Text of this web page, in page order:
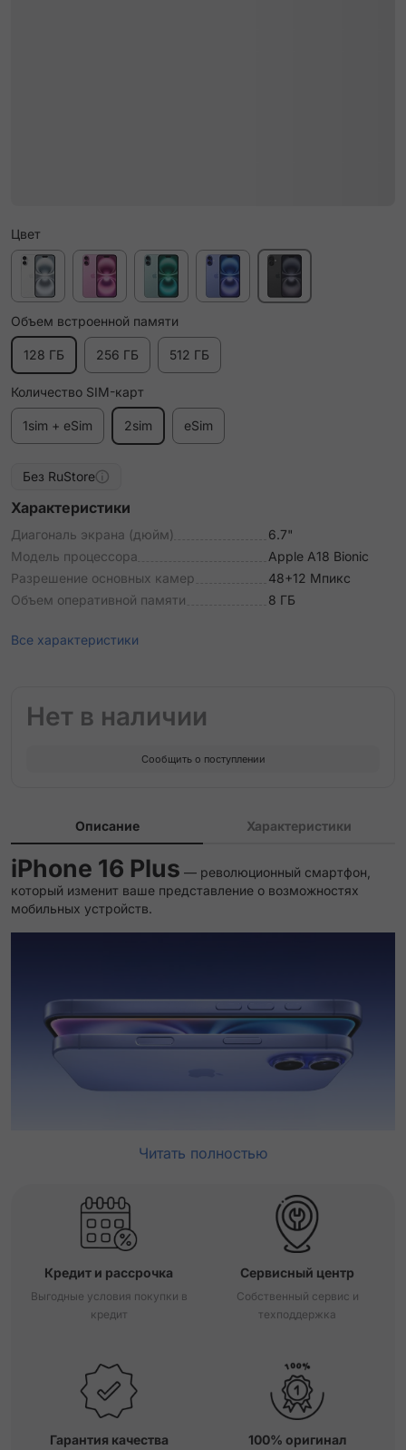
Цвет
Объем встроенной памяти
128 ГБ 256 ГБ 512 ГБ
Количество SIM-карт
1sim + eSim 2sim eSim
Без RuStore
Характеристики
Диагональ экрана (дюйм)
6.7"
Модель процессора
Apple A18 Bionic
Разрешение основных камер
48+12 Мпикс
Объем оперативной памяти
8 ГБ
Все характеристики
Нет в наличии
Сообщить о поступлении
Описание Характеристики
iPhone 16 Plus — революционный смартфон,
который изменит ваше представление о возможностях
мобильных устройств.
Читать полностью
Кредит и рассрочка
Выгодные условия покупки в
кредит
Сервисный центр
Собственный сервис и
техподдержка
Гарантия качества 100% оригинал